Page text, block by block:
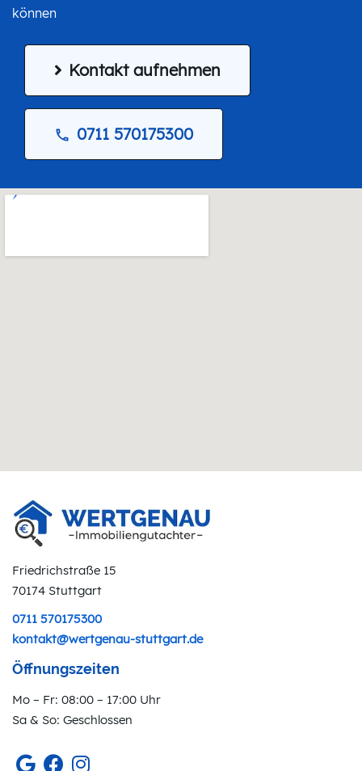
können
Kontakt aufnehmen
0711 570175300
Friedrichstraße 15
70174 Stuttgart
0711 570175300
kontakt@wertgenau-stuttgart.de
Öffnungszeiten
Mo – Fr: 08:00 – 17:00 Uhr
Sa & So: Geschlossen